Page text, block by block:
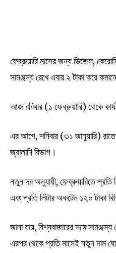
ফেব্রুয়ারি মাসের জন্য ডিজেল,
সামঞ্জস্য রেখে এবার ২ টাকা করে
আজ রবিবার (১ ফেব্রুয়ারি) থেকে
এর আগে, শনিবার (৩১ জানুয়ারি)
জ্বালানি বিভাগ।
নতুন দর অনুযায়ী, ফেব্রুয়ারিতে প্রতি
এবং প্রতি লিটার অকটেন ১২০ টাকা
জানা যায়, বিশ্ববাজারের সঙ্গে
এরপর থেকে প্রতি মাসেই নতুন দাম